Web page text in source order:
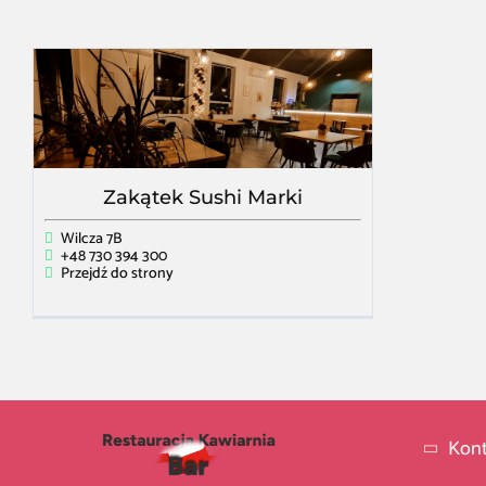
Zakątek Sushi Marki
Wilcza 7B
+48 730 394 300
Przejdź do strony